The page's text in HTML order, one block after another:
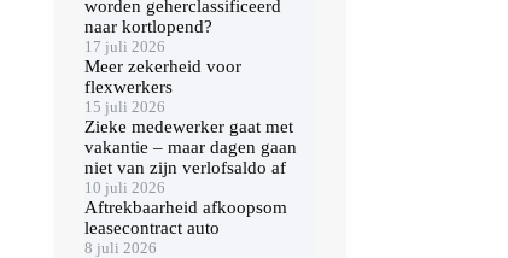
worden geherclassificeerd
naar kortlopend?
17 juli 2026
Meer zekerheid voor
flexwerkers
15 juli 2026
Zieke medewerker gaat met
vakantie – maar dagen gaan
niet van zijn verlofsaldo af
10 juli 2026
Aftrekbaarheid afkoopsom
leasecontract auto
8 juli 2026